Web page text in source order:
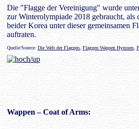
Die "Flagge der Vereinigung" wurde
zur Winterolympiade 2018 gebraucht, als
beider Korea unter dieser gemeinsamen
auftraten.
Quelle/Source: Die Welt der Flaggen Flaggen Wappen Hymnen
Wappen – Coat of Arms: